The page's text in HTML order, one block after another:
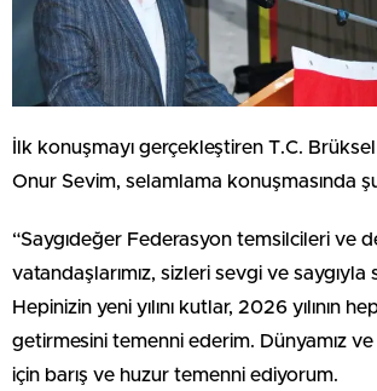
İlk konuşmayı gerçekleştiren T.C.
Onur Sevim, selamlama konuşmasında
“Saygıdeğer Federasyon temsilcileri ve
vatandaşlarımız, sizleri sevgi ve saygıyla
Hepinizin yeni yılını kutlar, 2026 yılının
getirmesini temenni ederim. Dünyamız
için barış ve huzur temenni ediyorum.